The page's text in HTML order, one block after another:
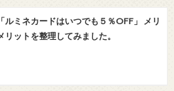
「ルミネカードはいつでも５％OFF」 メリ
リットを整理してみました。